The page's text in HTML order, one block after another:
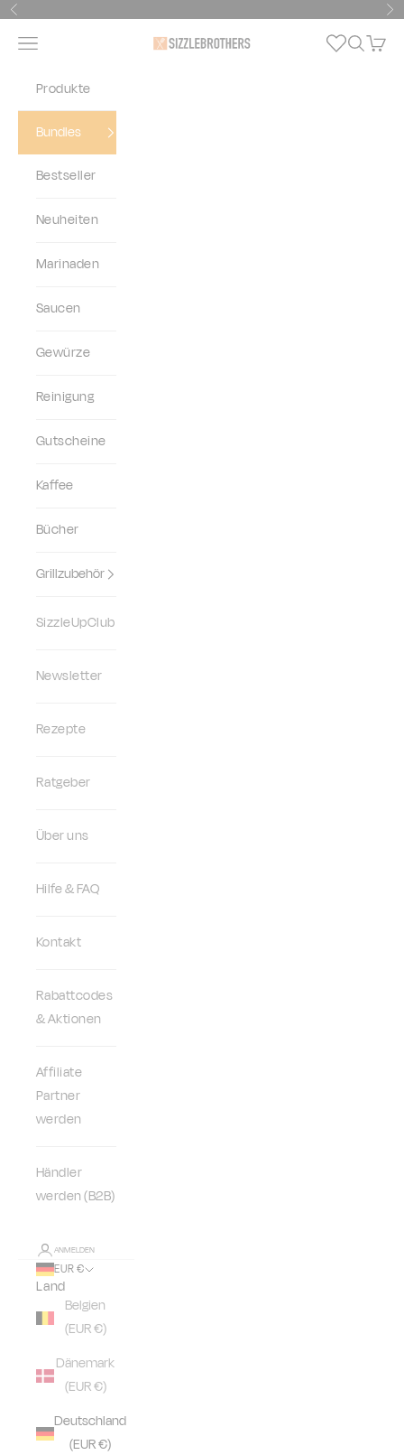
Zum Inhalt springen
Zurück Vor
SizzleBrothers
Navigationsmenü öffnen Suche
Produkte
Bundles
Bestseller
Neuheiten
Marinaden
Saucen
Gewürze
Reinigung
Gutscheine
Kaffee
Bücher
Grillzubehör
SizzleUpClub
Newsletter
Rezepte
Ratgeber
Über uns
Hilfe & FAQ
Kontakt
Rabattcodes
& Aktionen
Affiliate
Partner
werden
Händler
werden (B2B)
ANMELDEN
EUR €
Land
Belgien
(EUR €)
Dänemark
(EUR €)
Deutschland
(EUR €)